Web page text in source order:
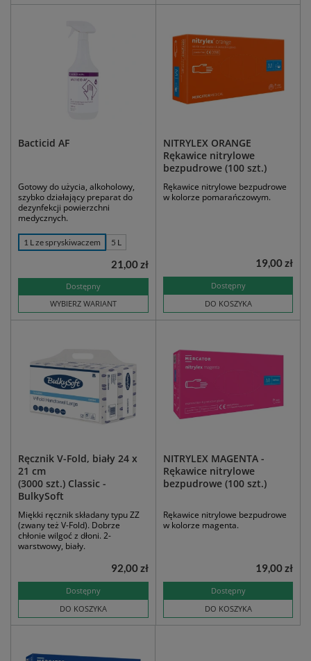
Bacticid AF
Gotowy do użycia, alkoholowy,
szybko działający preparat do
dezynfekcji powierzchni
medycznych.
1 L ze spryskiwaczem 5 L
Dostępny
WYBIERZ WARIANT
21,00 zł
NITRYLEX ORANGE
Rękawice nitrylowe
bezpudrowe (100 szt.)
Rękawice nitrylowe bezpudrowe
w kolorze pomarańczowym.
Dostępny
DO KOSZYKA
19,00 zł
Ręcznik V-Fold, biały 24 x
21 cm
(3000 szt.) Classic -
BulkySoft
Miękki ręcznik składany typu ZZ
(zwany też V-Fold). Dobrze
chłonie wilgoć z dłoni. 2-
warstwowy, biały.
Dostępny
DO KOSZYKA
92,00 zł
NITRYLEX MAGENTA -
Rękawice nitrylowe
bezpudrowe (100 szt.)
Rękawice nitrylowe bezpudrowe
w kolorze magenta.
Dostępny
DO KOSZYKA
19,00 zł